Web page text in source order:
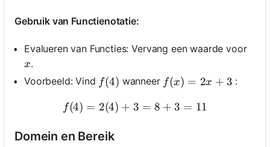
Gebruik van Functienotatie:
Evalueren van Functies: Vervang een waarde voor
x
x.
Voorbeeld: Vind f(4)
f(4) wanneer f(x)=2 x+3
f(x) = 2x + 3 :
f(4)=2(4)+3=8+3=11
f(4) = 2(4) + 3 = 8 + 3 = 11
Domein en Bereik